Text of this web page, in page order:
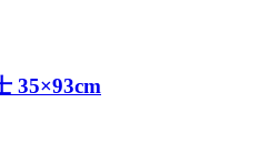
35×93cm